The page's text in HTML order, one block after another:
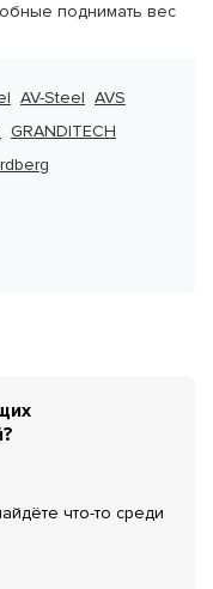
поднимать вес
AV-Steel AVS
GRANDITECH
что-то среди